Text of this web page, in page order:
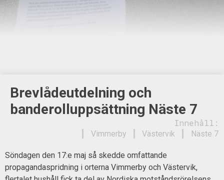
Brevlådeutdelning och
banderolluppsättning Näste 7
Innehåll:
Näste 7
Västervik
Vimmerby
Söndagen den 17:e maj så skedde omfattande
propagandaspridning i orterna Vimmerby och Västervik,